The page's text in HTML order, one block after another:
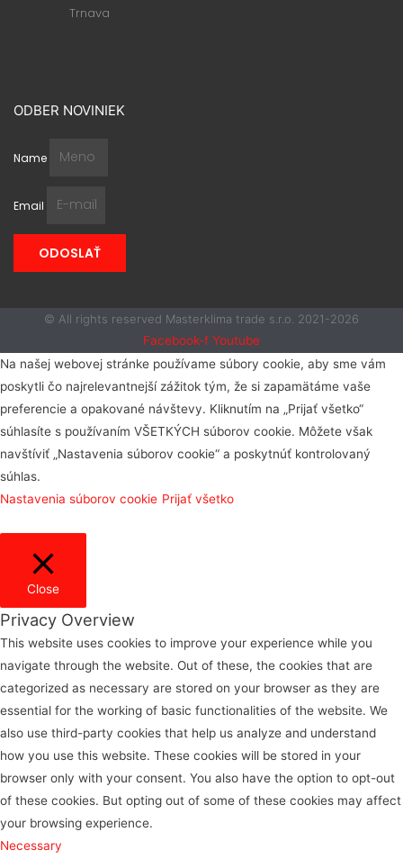
Trnava
ODBER NOVINIEK
Name
Email
ODOSLAŤ
© All rights reserved Masterklima trade s.r.o. 2021-2026
Facebook-f Youtube
Na našej webovej stránke používame súbory cookie, aby sme vám
poskytli čo najrelevantnejší zážitok tým, že si zapamätáme vaše
preferencie a opakované návštevy. Kliknutím na „Prijať všetko“
súhlasíte s používaním VŠETKÝCH súborov cookie. Môžete však
navštíviť „Nastavenia súborov cookie“ a poskytnúť kontrolovaný
súhlas.
Nastavenia súborov cookie Prijať všetko
Close
Privacy Overview
This website uses cookies to improve your experience while you
navigate through the website. Out of these, the cookies that are
categorized as necessary are stored on your browser as they are
essential for the working of basic functionalities of the website. We
also use third-party cookies that help us analyze and understand
how you use this website. These cookies will be stored in your
browser only with your consent. You also have the option to opt-out
of these cookies. But opting out of some of these cookies may affect
your browsing experience.
Necessary